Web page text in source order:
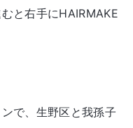
と右手にHAIRMAKE
で、生野区と我孫子